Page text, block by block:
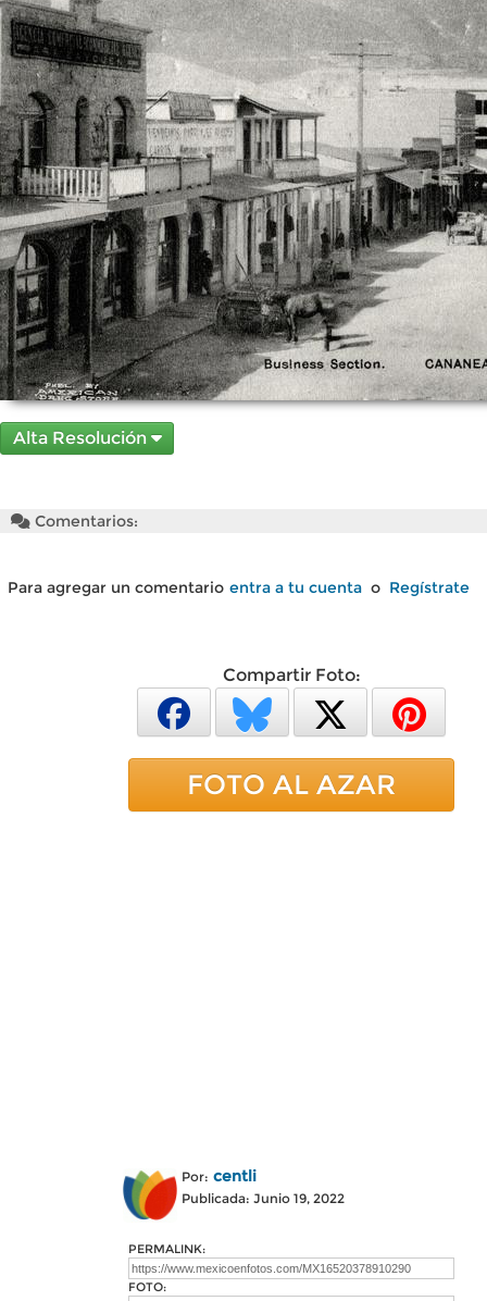
Alta Resolución
Comentarios:
Para agregar un comentario entra a tu cuenta o Regístrate
Compartir Foto:
FOTO AL AZAR
Por: centli
Publicada: Junio 19, 2022
PERMALINK:
FOTO: